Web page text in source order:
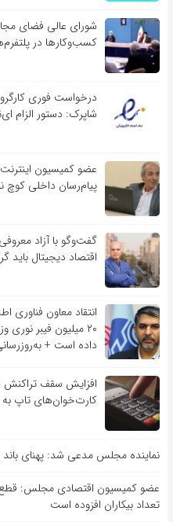
کسب‌و‌کارها در
درخواست فوری
شاپرک: دستور الزام
عضو کمیسیون
پیام‌رسان داخلی کوچ
گفت‌و‌گو با آزاد
اقتصاد دیجیتال باید
انتقاد معاون
۲۰ میلیون فیبر
داده است +
افزایش سقف تراکنش
کارت‌خوان‌های تاپ به ۱۰۰ میلیون تومان
نماینده مجلس مدعی شد: پهنای باند
عضو کمیسیون اقتصادی مجلس:
تعداد بیکاران افزوده است